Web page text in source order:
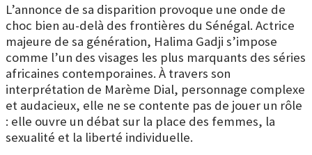
L’annonce de sa disparition provoque une onde de
choc bien au-delà des frontières du Sénégal. Actrice
majeure de sa génération, Halima Gadji s’impose
comme l’un des visages les plus marquants des séries
africaines contemporaines. À travers son
interprétation de Marème Dial, personnage complexe
et audacieux, elle ne se contente pas de jouer un rôle
: elle ouvre un débat sur la place des femmes, la
sexualité et la liberté individuelle.